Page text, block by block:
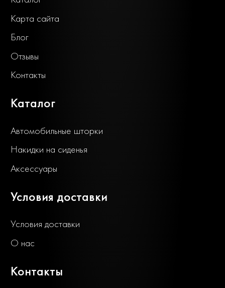
Карта сайта
Блог
Отзывы
Контакты
Каталог
Автомобильные шторки
Накидки на сиденья
Аксессуары
Условия доставки
Условия доставки
О нас
Контакты